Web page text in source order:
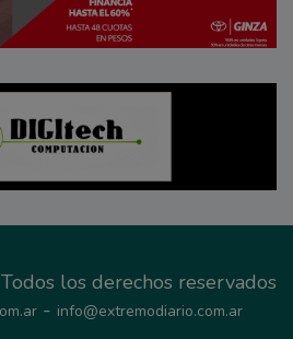
los derechos reservados
- info@extremodiario.com.ar